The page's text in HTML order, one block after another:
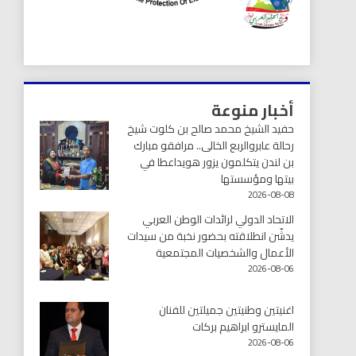
أخبار منوعة
حفيد الشيخ محمد صالح بن كلوت شيخ
رحالة عابروالربع الخالى.. مرافقو مبارك
بن لندن يتكلمون يزور هويداعطا في
بيتها ومؤسستها
2026-08-08
الاتحاد الدولي لرائدات الوطن العربي
يدشّن انطلاقته بحضور نخبة من سيدات
الأعمال والشخصيات المجتمعية
2026-08-06
اغنيتين وطنيتين جميلتين للفنان
المايسترو ابراهيم بركات
2026-08-06